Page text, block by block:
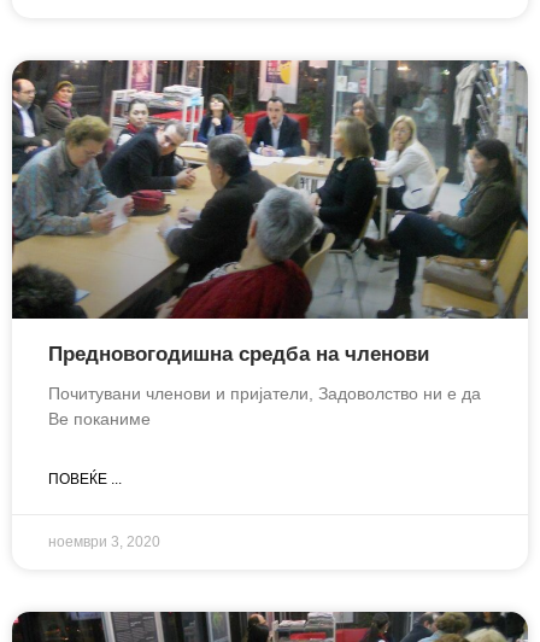
Предновогодишна средба на членови
Почитувани членови и пријатели, Задоволство ни е да
Ве поканиме
ПОВЕЌЕ ...
ноември 3, 2020